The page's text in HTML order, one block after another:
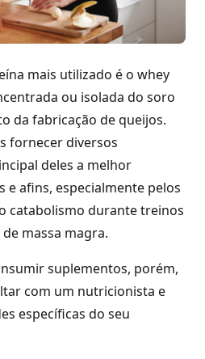
mais utilizado é o whey
ou isolada do soro
da fabricação de queijos.
fornecer diversos
deles a melhor
e afins, especialmente pelos
catabolismo durante treinos
massa magra.
suplementos, porém,
com um nutricionista e
específicas do seu